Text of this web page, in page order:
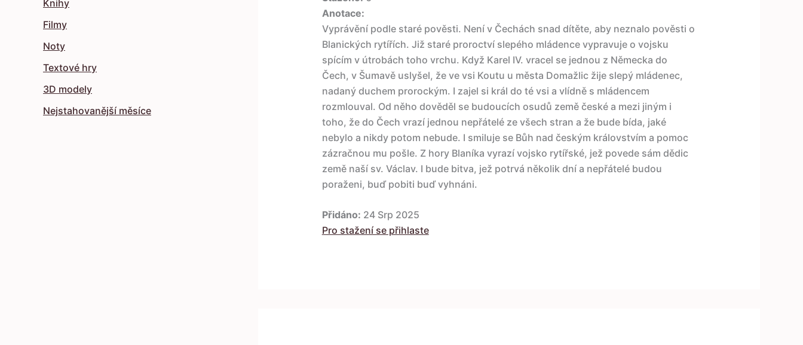
Knihy
Filmy
Noty
Textové hry
3D modely
Nejstahovanější měsíce
Anotace:
Vyprávění podle staré pověsti. Není v Čechách snad dítěte, aby neznalo pověsti o
Blanických rytířích. Již staré proroctví slepého mládence vypravuje o vojsku
spícím v útrobách toho vrchu. Když Karel IV. vracel se jednou z Německa do
Čech, v Šumavě uslyšel, že ve vsi Koutu u města Domažlic žije slepý mládenec,
nadaný duchem prorockým. I zajel si král do té vsi a vlídně s mládencem
rozmlouval. Od něho dověděl se budoucích osudů země české a mezi jiným i
toho, že do Čech vrazí jednou nepřátelé ze všech stran a že bude bída, jaké
nebylo a nikdy potom nebude. I smiluje se Bůh nad českým královstvím a pomoc
zázračnou mu pošle. Z hory Blaníka vyrazí vojsko rytířské, jež povede sám dědic
země naší sv. Václav. I bude bitva, jež potrvá několik dní a nepřátelé budou
poraženi, buď pobiti buď vyhnáni.
Přidáno: 24 Srp 2025
Pro stažení se přihlaste